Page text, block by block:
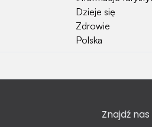
Dzieje się
Zdrowie
Polska
Hobby
RoślinyZnajdź nas